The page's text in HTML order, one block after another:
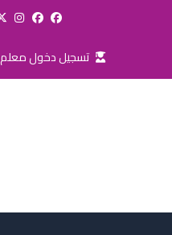
تسجيل دخول معلم